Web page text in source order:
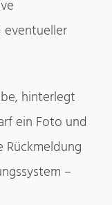
eventueller
hinterlegt
ein Foto und
Rückmeldung
–